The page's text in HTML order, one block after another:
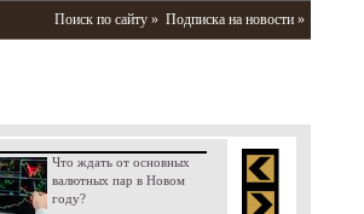
Поиск по сайту » Подписка на новости »
Что ждать от основных
валютных пар в Новом
году?